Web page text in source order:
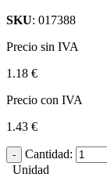
SKU: 017388
Precio sin IVA
1.18 €
Precio con IVA
1.43 €
Cantidad:
Unidad